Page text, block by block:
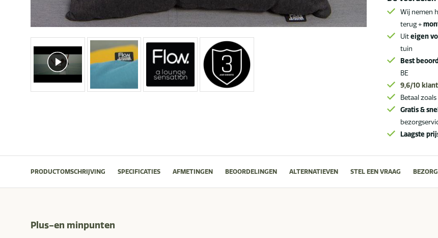
Wij nemen
terug +
Uiteigen
tuin
Best
BE
9,6/10
Betaal
Gratis &
Laagste
PRODUCTOMSCHRIJVING SPECIFICATIES AFMETINGEN BEOORDELINGEN ALTERNATIEVEN STEL EEN VRAAG
Plus-en minpunten